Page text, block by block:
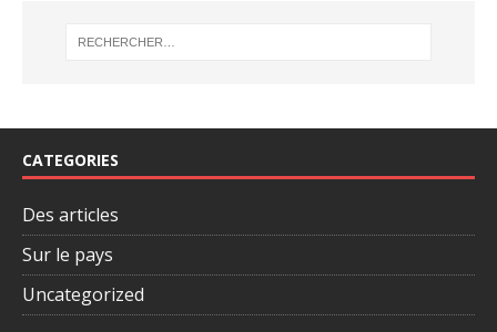
CATEGORIES
Des articles
Sur le pays
Uncategorized